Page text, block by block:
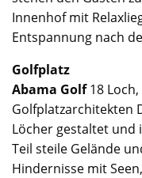
Innenhof mit
Entspannung nach
Golfplatz
Abama Golf18 Loch,
Golfplatzarchitekten
Löcher gestaltet und
Teil steile Gelände
Hindernisse mit